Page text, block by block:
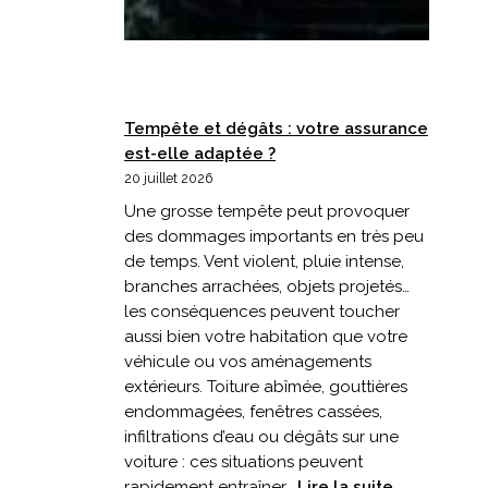
Tempête et dégâts : votre assurance
est-elle adaptée ?
20 juillet 2026
Une grosse tempête peut provoquer
des dommages importants en très peu
de temps. Vent violent, pluie intense,
branches arrachées, objets projetés…
les conséquences peuvent toucher
aussi bien votre habitation que votre
véhicule ou vos aménagements
extérieurs. Toiture abîmée, gouttières
endommagées, fenêtres cassées,
infiltrations d’eau ou dégâts sur une
voiture : ces situations peuvent